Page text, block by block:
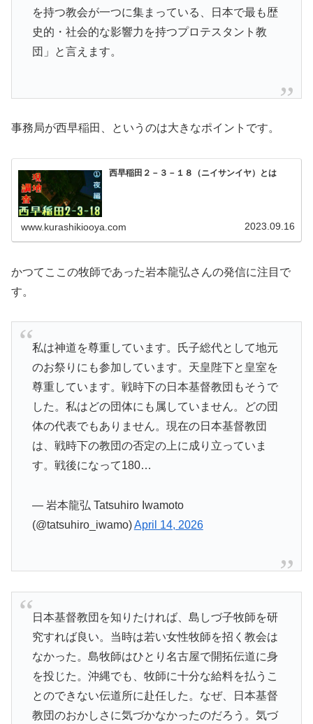
を持つ教会が一つに集まっている、日本で最も歴
史的・社会的な影響力を持つプロテスタント教
団」と言えます。
事務局が西早稲田、というのは大きなポイントです。
西早稲田２－３－１８（ニイサンイヤ）とは
www.kurashikiooya.com 2023.09.16
かつてここの牧師であった岩本龍弘さんの発信に注目で
す。
私は神道を尊重しています。氏子総代として地元
のお祭りにも参加しています。天皇陛下と皇室を
尊重しています。戦時下の日本基督教団もそうで
した。私はどの団体にも属していません。どの団
体の代表でもありません。現在の日本基督教団
は、戦時下の教団の否定の上に成り立っていま
す。戦後になって180…
— 岩本龍弘 Tatsuhiro Iwamoto
(@tatsuhiro_iwamo)April 14, 2026
日本基督教団を知りたければ、島しづ子牧師を研
究すれば良い。当時は若い女性牧師を招く教会は
なかった。島牧師はひとり名古屋で開拓伝道に身
を投じた。沖縄でも、牧師に十分な給料を払うこ
とのできない伝道所に赴任した。なぜ、日本基督
教団のおかしさに気づかなかったのだろう。気づ